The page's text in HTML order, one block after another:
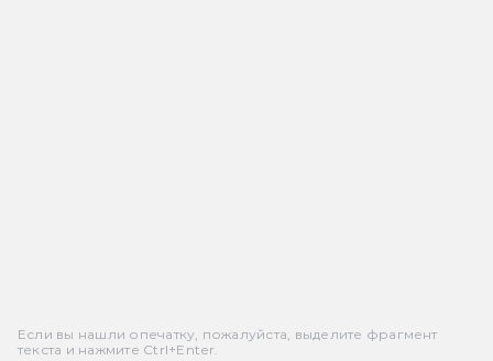
Если вы нашли опечатку, пожалуйста, выделите фрагмент
текста и нажмите Ctrl+Enter.